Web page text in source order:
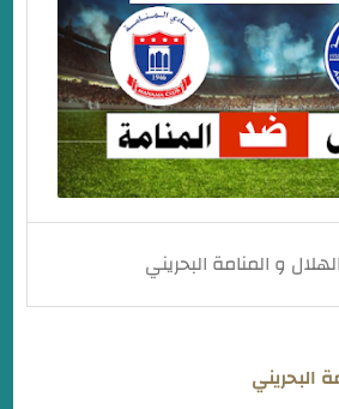
الهلال و المنامة البحريني في كأس
و المنامة البحريني
البحريني